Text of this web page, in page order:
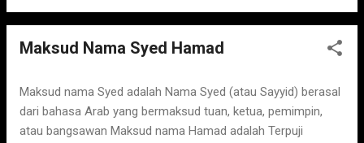
Maksud Nama Syed Hamad
Maksud nama Syed adalah Nama Syed (atau Sayyid) berasal
dari bahasa Arab yang bermaksud tuan, ketua, pemimpin,
atau bangsawan Maksud nama Hamad adalah Terpuji